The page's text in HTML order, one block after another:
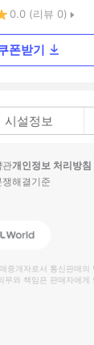
0.0 (리뷰 0)
폰받기
시설정보
관개인정보 처리방침
쟁해결기준
Global
중개자로서 통신판매의
무와 책임은 판매자에게